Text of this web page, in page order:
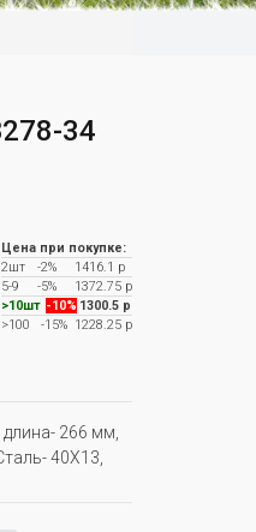
34
Цена при покупке:
2шт
-2%
1416.1 р
5-9
-5%
1372.75 р
>10шт -10% 1300.5 р
>100
-15%1228.25 р
266 мм,
40Х13,